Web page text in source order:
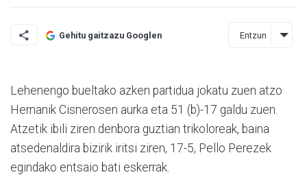
Gehitu gaitzazu Googlen Entzun
Lehenengo bueltako azken partidua jokatu zuen atzo
Hernanik Cisnerosen aurka eta 51 (b)-17 galdu zuen.
Atzetik ibili ziren denbora guztian trikolo­reak, baina
atsedenal­dira bizirik iritsi ziren, 17-5, Pello Perezek
egindako entsaio bati eskerrak.